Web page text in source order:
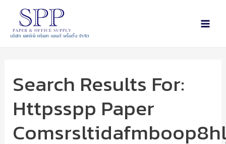
บริษัท เอสพีพี ครีเอท แอนด์ พริ้นติ้ง จำกัด
Search Results For:
Httpsspp Paper